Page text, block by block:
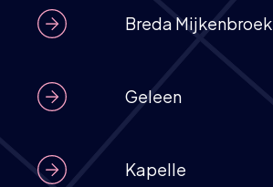
Breda Mijkenbroek
Geleen
Kapelle